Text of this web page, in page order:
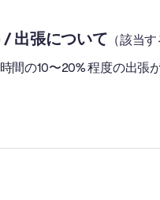
出張について （該当
間の10〜20% 程度の出張